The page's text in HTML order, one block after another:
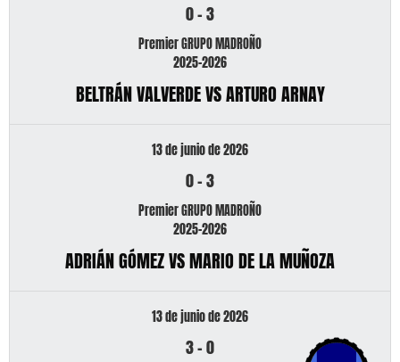
0-3
Premier GRUPO MADROÑO
2025-2026
BELTRÁN VALVERDE VS ARTURO ARNAY
13 de junio de 2026
0-3
Premier GRUPO MADROÑO
2025-2026
ADRIÁN GÓMEZ VS MARIO DE LA MUÑOZA
13 de junio de 2026
3-0